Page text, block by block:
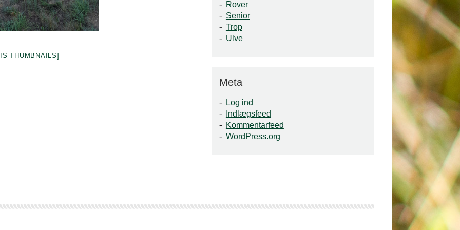
THUMBNAILS]
Rover
Senior
Trop
Ulve
Meta
Log ind
Indlægsfeed
Kommentarfeed
WordPress.org